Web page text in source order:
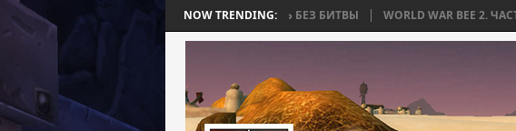
NOW TRENDING:
4: ВОЙНА, КОТОРАЯ ЗАКОНЧИЛАСЬ БЕЗ БИТВЫ WORLD WAR BEE 2. ЧАСТЬ 3: